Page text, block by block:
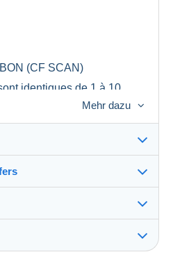
(CF SCAN)
identiques de 1 à 10
de 20g à 100g), attendez
boutique de nombreuses
Mehr dazu
im Detail
von 3 Tagen
100%(9045x)
Shop